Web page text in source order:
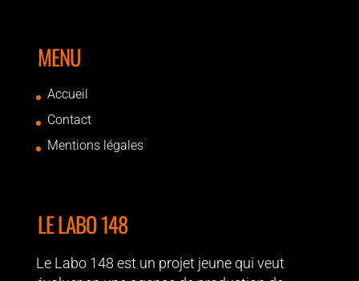
MENU
Accueil
Contact
Mentions légales
LE LABO 148
Le Labo 148 est un projet jeune qui veut